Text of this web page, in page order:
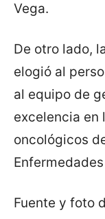
Vega.
De otro lado,
elogió al
al equipo de
excelencia en
oncológicos
Fuente y foto